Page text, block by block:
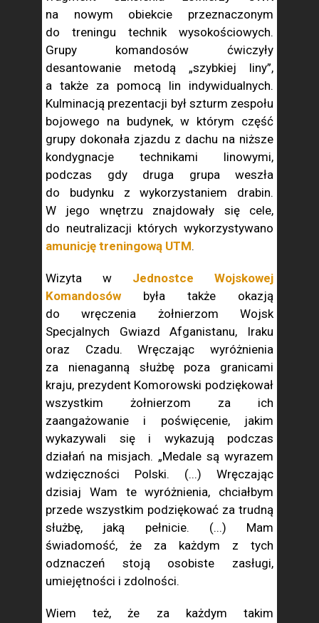
na nowym obiekcie przeznaczonym
do treningu technik wysokościowych.
Grupy komandosów ćwiczyły
desantowanie metodą „szybkiej liny”,
a także za pomocą lin indywidualnych.
Kulminacją prezentacji był szturm zespołu
bojowego na budynek, w którym część
grupy dokonała zjazdu z dachu na niższe
kondygnacje technikami linowymi,
podczas gdy druga grupa weszła
do budynku z wykorzystaniem drabin.
W jego wnętrzu znajdowały się cele,
do neutralizacji których wykorzystywano
amunicję treningową UTM.
Wizyta w Jednostce Wojskowej
Komandosów była także okazją
do wręczenia żołnierzom Wojsk
Specjalnych Gwiazd Afganistanu, Iraku
oraz Czadu. Wręczając wyróżnienia
za nienaganną służbę poza granicami
kraju, prezydent Komorowski podziękował
wszystkim żołnierzom za ich
zaangażowanie i poświęcenie, jakim
wykazywali się i wykazują podczas
działań na misjach. „Medale są wyrazem
wdzięczności Polski. (...) Wręczając
dzisiaj Wam te wyróżnienia, chciałbym
przede wszystkim podziękować za trudną
służbę, jaką pełnicie. (...) Mam
świadomość, że za każdym z tych
odznaczeń stoją osobiste zasługi,
umiejętności i zdolności.
Wiem też, że za każdym takim